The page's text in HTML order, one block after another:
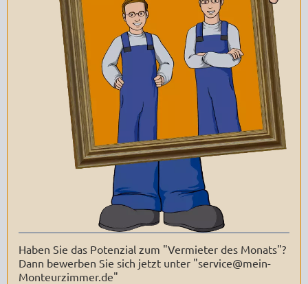
Haben Sie das Potenzial zum "Vermieter des Monats"?
Dann bewerben Sie sich jetzt unter "service@mein-
Monteurzimmer.de"